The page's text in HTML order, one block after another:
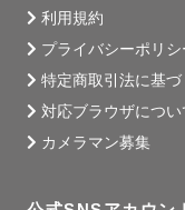
利用規約
プライバシーポリシ
特定商取引法に基
対応ブラウザについ
カメラマン募集